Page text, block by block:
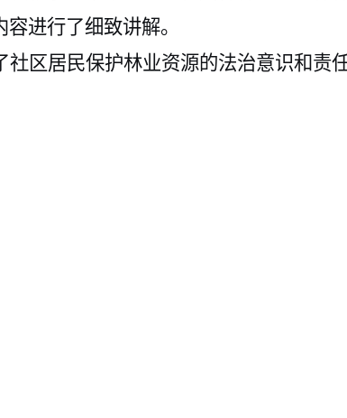
进行了细致讲解。
社区居民保护林业资源的法治意识和责